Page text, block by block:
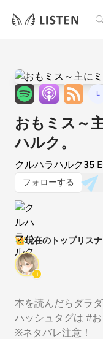
検索
L
おもミス～
ハルク。
クルハラハルク35
フォローする
👑現在のトップリス
1
本を読んだらダラダ
ハッシュタグは #
※ネタバレ注意！